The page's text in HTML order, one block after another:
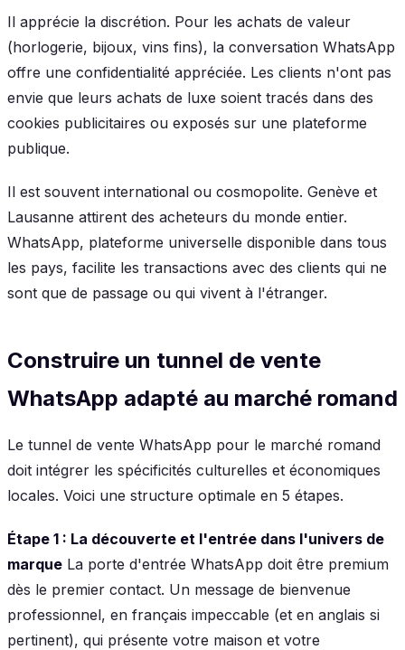
Il apprécie la discrétion. Pour les achats de valeur
(horlogerie, bijoux, vins fins), la conversation WhatsApp
offre une confidentialité appréciée. Les clients n'ont pas
envie que leurs achats de luxe soient tracés dans des
cookies publicitaires ou exposés sur une plateforme
publique.
Il est souvent international ou cosmopolite. Genève et
Lausanne attirent des acheteurs du monde entier.
WhatsApp, plateforme universelle disponible dans tous
les pays, facilite les transactions avec des clients qui ne
sont que de passage ou qui vivent à l'étranger.
Construire un tunnel de vente
WhatsApp adapté au marché romand
Le tunnel de vente WhatsApp pour le marché romand
doit intégrer les spécificités culturelles et économiques
locales. Voici une structure optimale en 5 étapes.
Étape 1 : La découverte et l'entrée dans l'univers de
marque La porte d'entrée WhatsApp doit être premium
dès le premier contact. Un message de bienvenue
professionnel, en français impeccable (et en anglais si
pertinent), qui présente votre maison et votre